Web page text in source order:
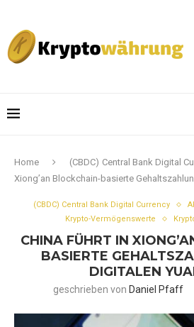
Home (CBDC) Central Bank Digital
Xiong’an Blockchain-basierte
(CBDC) Central Bank Digital Currency
Krypto-Vermögenswerte
CHINA FÜHRT IN
BASIERTE
DIGITALEN
geschrieben von Daniel Pfaff